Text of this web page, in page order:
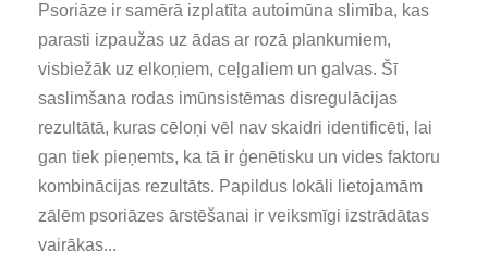
Psoriāze ir samērā izplatīta autoimūna slimība, kas
parasti izpaužas uz ādas ar rozā plankumiem,
visbiežāk uz elkoņiem, ceļgaliem un galvas. Šī
saslimšana rodas imūnsistēmas disregulācijas
rezultātā, kuras cēloņi vēl nav skaidri identificēti, lai
gan tiek pieņemts, ka tā ir ģenētisku un vides faktoru
kombinācijas rezultāts. Papildus lokāli lietojamām
zālēm psoriāzes ārstēšanai ir veiksmīgi izstrādātas
vairākas...